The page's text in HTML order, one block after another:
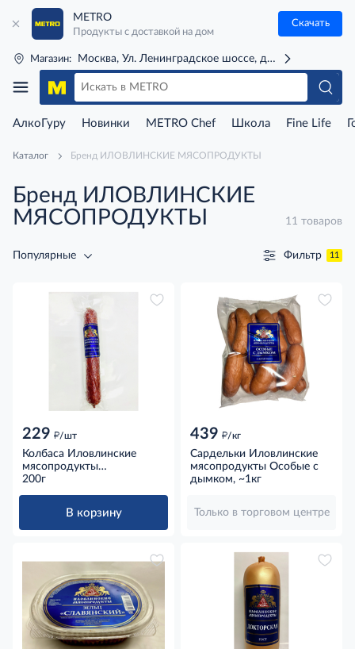
METRO
Продукты с доставкой на дом
Скачать
Магазин: Москва, Ул. Ленинградское шоссе, д. 71Г (м. Речной
АлкоГуру Новинки METRO Chef Школа Fine Life
Каталог Бренд ИЛОВЛИНСКИЕ МЯСОПРОДУКТЫ
Бренд ИЛОВЛИНСКИЕ
МЯСОПРОДУКТЫ
11 товаров
Популярные Фильтр 11
229 д/шт
Колбаса Иловлинские
мясопродукты
Брауншвейгская
200г
В корзину
439 д/кг
Сардельки Иловлинские
мясопродукты Особые с
дымком, ~1кг
Только в торговом центре